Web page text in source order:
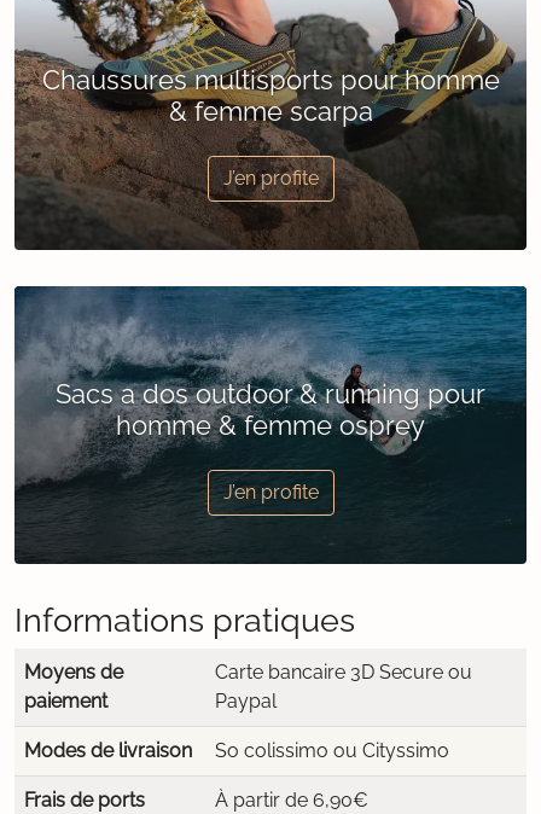
Chaussures multisports pour homme
& femme scarpa
J’en profite
Sacs a dos outdoor & running pour
homme & femme osprey
J’en profite
Informations pratiques
Moyens de
paiement
Carte bancaire 3D Secure ou
Paypal
Modes de livraison So colissimo ou Cityssimo
Frais de ports À partir de 6,90€